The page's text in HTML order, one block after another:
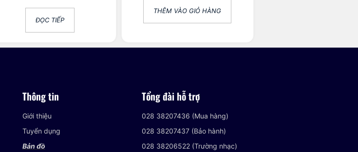
ĐỌC TIẾP
THÊM VÀO GIỎ HÀNG
Thông tin
Giới thiệu
Tuyển dụng
Bản đồ
Tổng đài hỗ trợ
028 38207436 (Mua hàng)
028 38207437 (Bảo hành)
028 38206522 (Trường nhạc)